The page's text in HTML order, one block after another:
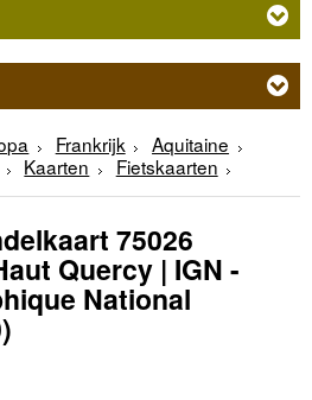
Frankrijk
Aquitaine
Kaarten Fietskaarten
75026
Quercy | IGN -
National